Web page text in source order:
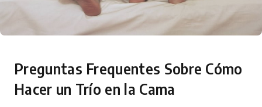
Preguntas Frequentes Sobre Cómo
Hacer un Trío en la Cama